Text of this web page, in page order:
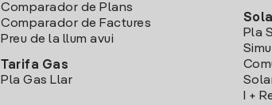
Comparador de Plans
Comparador de Factures
Preu de la llum avui
Tarifa Gas
Pla Gas Llar
Pla
I +